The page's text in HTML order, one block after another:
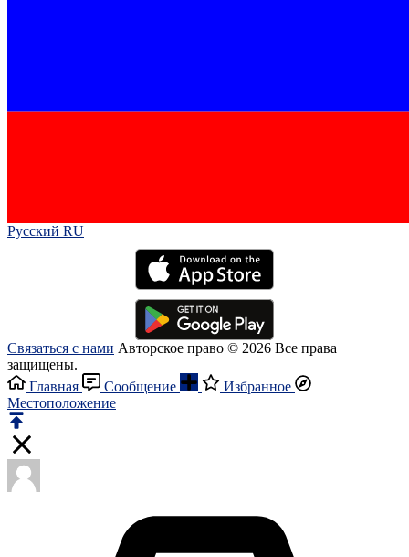
Русский RU‎
Связаться с нами Авторское право © 2026 Все права
защищены.
Главная
Сообщение
Избранное
Местоположение